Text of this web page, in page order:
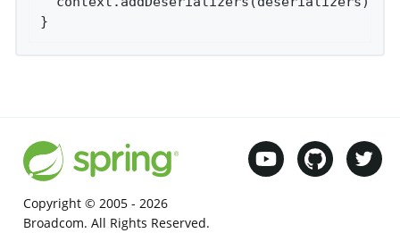
}
Copyright © 2005 - 2026
Broadcom. All Rights Reserved.